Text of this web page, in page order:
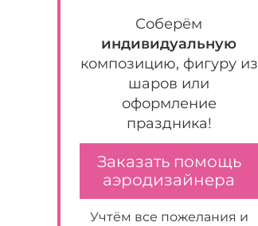
Соберём
индивидуальную
композицию, фигуру из
шаров или
оформление
праздника!
Заказать помощь
аэродизайнера
Учтём все пожелания и